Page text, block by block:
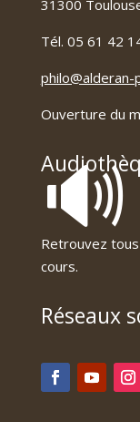
31300
Tél. 05 61 42
philo@alderan-
Ouverture du
🔊
Retrouvez
cours.
Réseaux